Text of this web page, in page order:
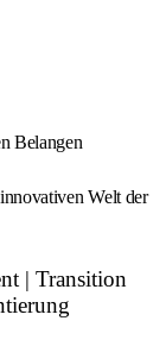
Belangen
Welt der
| Transition